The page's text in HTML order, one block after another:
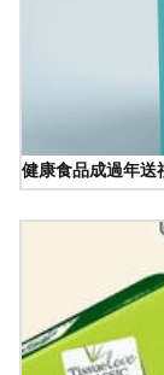
健康食品成過年送